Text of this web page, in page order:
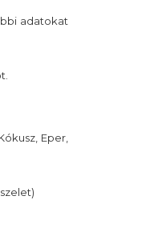
adatokat
Eper,